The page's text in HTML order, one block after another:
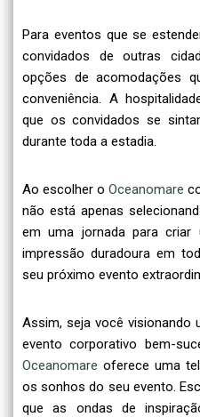
Para eventos que se
convidados de outras
opções de acomodações
conveniência. A
que os convidados se
durante toda a estadia.
Ao escolher oOceanomare
não está apenas
em uma jornada para criar
impressão duradoura em
seu próximo evento
Assim, seja você visionando
evento corporativo bem-
Oceanomare oferece uma
os sonhos do seu evento.
que as ondas de